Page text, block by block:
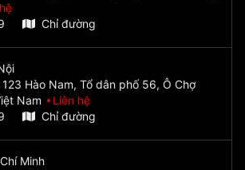
Chỉ đường
Hào Nam, Tổ dân phố 56, Ô Chợ
Nam
Liên hệ
Chỉ đường
Minh